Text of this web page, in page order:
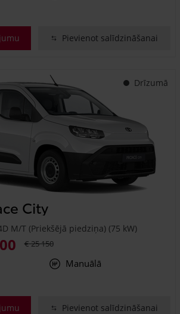
Pievienot salīdzināšanai
Drīzumā
City
M/T (Priekšējā piedziņa) (75 kW)
€ 25 150
Manuālā
Pievienot salīdzināšanai